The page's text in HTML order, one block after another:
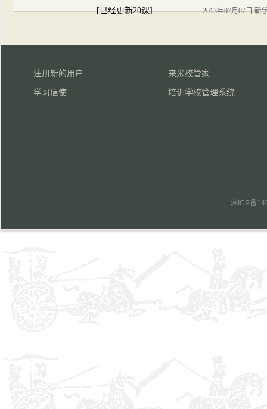
[已经更新20课] 2013年07月07日 新
注册新的用户
学习信使
来米校管家
培训学校管理系统
湘ICP备